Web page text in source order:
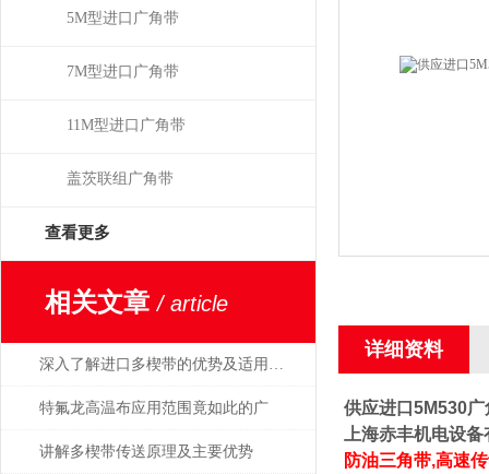
5M型进口广角带
7M型进口广角带
11M型进口广角带
盖茨联组广角带
查看更多
相关文章/ article
深入了解进口多楔带的优势及适用范围
特氟龙高温布应用范围竟如此的广
讲解多楔带传送原理及主要优势
详细资料
供应进口5M530
上海赤丰机电设
防油三角带,高速